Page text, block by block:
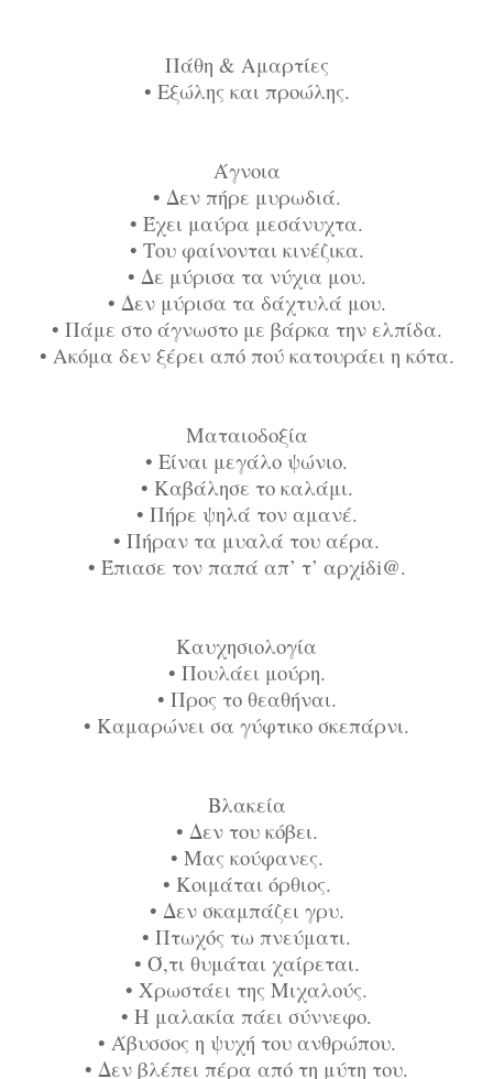
Πάθη & Αμαρτίες
• Εξώλης και προώλης.
Άγνοια
• Δεν πήρε μυρωδιά.
• Έχει μαύρα μεσάνυχτα.
• Του φαίνονται κινέζικα.
• Δε μύρισα τα νύχια μου.
• Δεν μύρισα τα δάχτυλά μου.
• Πάμε στο άγνωστο με βάρκα την ελπίδα.
• Ακόμα δεν ξέρει από πού κατουράει η κότα.
Ματαιοδοξία
• Είναι μεγάλο ψώνιο.
• Καβάλησε το καλάμι.
• Πήρε ψηλά τον αμανέ.
• Πήραν τα μυαλά του αέρα.
• Έπιασε τον παπά απ’ τ’ αρχiδi@.
Καυχησιολογία
• Πουλάει μούρη.
• Προς το θεαθήναι.
• Καμαρώνει σα γύφτικο σκεπάρνι.
Βλακεία
• Δεν του κόβει.
• Μας κούφανες.
• Κοιμάται όρθιος.
• Δεν σκαμπάζει γρυ.
• Πτωχός τω πνεύματι.
• Ό,τι θυμάται χαίρεται.
• Χρωστάει της Μιχαλούς.
• Η μαλακία πάει σύννεφο.
• Άβυσσος η ψυχή του ανθρώπου.
• Δεν βλέπει πέρα από τη μύτη του.